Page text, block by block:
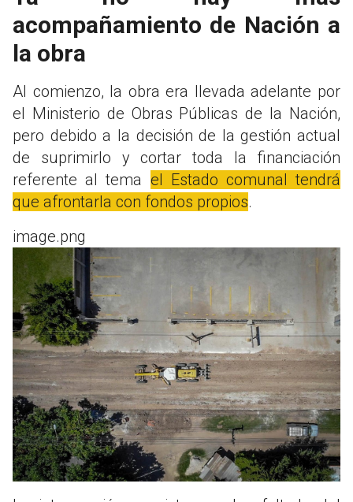
acompañamiento de Nación a
la obra
Al comienzo, la obra era llevada adelante por
el Ministerio de Obras Públicas de la Nación,
pero debido a la decisión de la gestión actual
de suprimirlo y cortar toda la financiación
referente al tema el Estado comunal tendrá
que afrontarla con fondos propios.
image.png